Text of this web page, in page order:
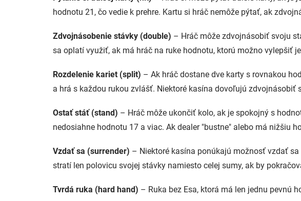
hodnotu 21, čo vedie k prehre. Kartu si hráč nemôže pýtať, ak
Zdvojnásobenie stávky (double) – Hráč môže zdvojnásobiť svoju
sa oplatí využiť, ak má hráč na ruke hodnotu, ktorú možno vylepšiť
Rozdelenie kariet (split) – Ak hráč dostane dve karty s rovnakou
a hrá s každou rukou zvlášť. Niektoré kasína dovoľujú
Ostať stáť (stand) – Hráč môže ukončiť kolo, ak je spokojný s
nedosiahne hodnotu 17 a viac. Ak dealer "bustne" alebo má nižšiu
Vzdať sa (surrender) – Niektoré kasína ponúkajú možnosť vzdať
stratí len polovicu svojej stávky namiesto celej sumy, ak by
Tvrdá ruka (hard hand) – Ruka bez Esa, ktorá má len jednu pevnú